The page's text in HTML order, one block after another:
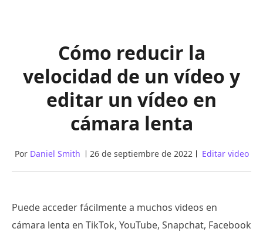
Cómo reducir la
velocidad de un vídeo y
editar un vídeo en
cámara lenta
Por Daniel Smith 26 de septiembre de 2022 Editar video
Puede acceder fácilmente a muchos videos en
cámara lenta en TikTok, YouTube, Snapchat, Facebook